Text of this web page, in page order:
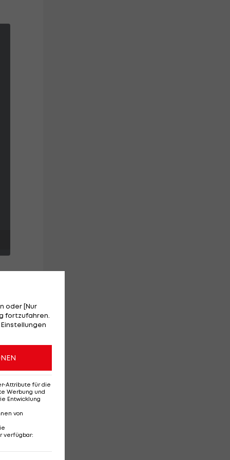
oder [Nur
fortzufahren.
Attribute für die
Werbung und
Entwicklung
von
verfügbar: